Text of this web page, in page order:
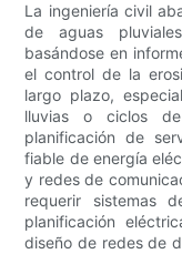
La ingeniería civil
de aguas
basándose en
el control de la
largo plazo,
lluvias o ciclos
planificación de
fiable de energía
y redes de
requerir sistemas
planificación
diseño de redes de